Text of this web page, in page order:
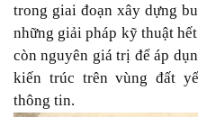
trong giai đoạn xây dựng
những giải pháp kỹ thuật
còn nguyên giá trị để áp
kiến trúc trên vùng đất
thông tin.